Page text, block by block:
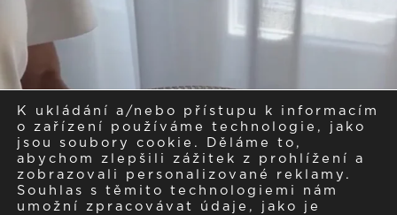
K ukládání a/nebo přístupu k informacím
o zařízení používáme technologie, jako
jsou soubory cookie. Děláme to,
abychom zlepšili zážitek z prohlížení a
zobrazovali personalizované reklamy.
Souhlas s těmito technologiemi nám
umožní zpracovávat údaje, jako je